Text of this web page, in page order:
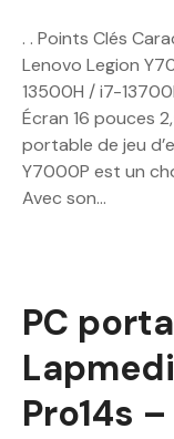
. . Points Clés
Lenovo Legion
13500H / i7-
Écran 16 pouces
portable de jeu
Y7000P est un
Avec son…
PC
Pro14s